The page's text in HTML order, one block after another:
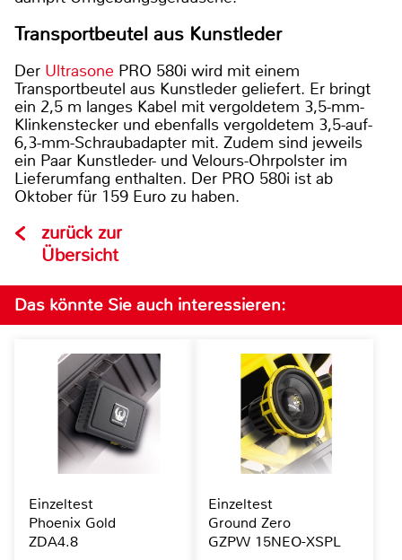
Transportbeutel aus Kunstleder
Der Ultrasone PRO 580i wird mit einem
Transportbeutel aus Kunstleder geliefert. Er bringt
ein 2,5 m langes Kabel mit vergoldetem 3,5-mm-
Klinkenstecker und ebenfalls vergoldetem 3,5-auf-
6,3-mm-Schraubadapter mit. Zudem sind jeweils
ein Paar Kunstleder- und Velours-Ohrpolster im
Lieferumfang enthalten. Der PRO 580i ist ab
Oktober für 159 Euro zu haben.
zurück zur
Übersicht
Das könnte Sie auch interessieren:
Einzeltest
Phoenix Gold
ZDA4.8
Einzeltest
Ground Zero
GZPW 15NEO-XSPL